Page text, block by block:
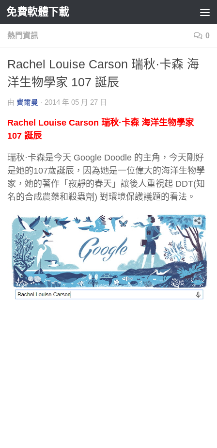
Skip to content
免費軟體下載
熱門資訊 0
Rachel Louise Carson 瑞秋·卡森 海
洋生物學家 107 誕辰
由 費爾曼 · 2014 年 05 月 27 日
Rachel Louise Carson 瑞秋·卡森 海洋生物學家
107 誕辰
瑞秋·卡森是今天 Google Doodle 的主角，今天剛好
是她的107歲誕辰，因為她是一位偉大的海洋生物學
家，她的著作「寂靜的春天」讓後人重視起 DDT(知
名的合成農藥和殺蟲劑) 對環境保護議題的看法。